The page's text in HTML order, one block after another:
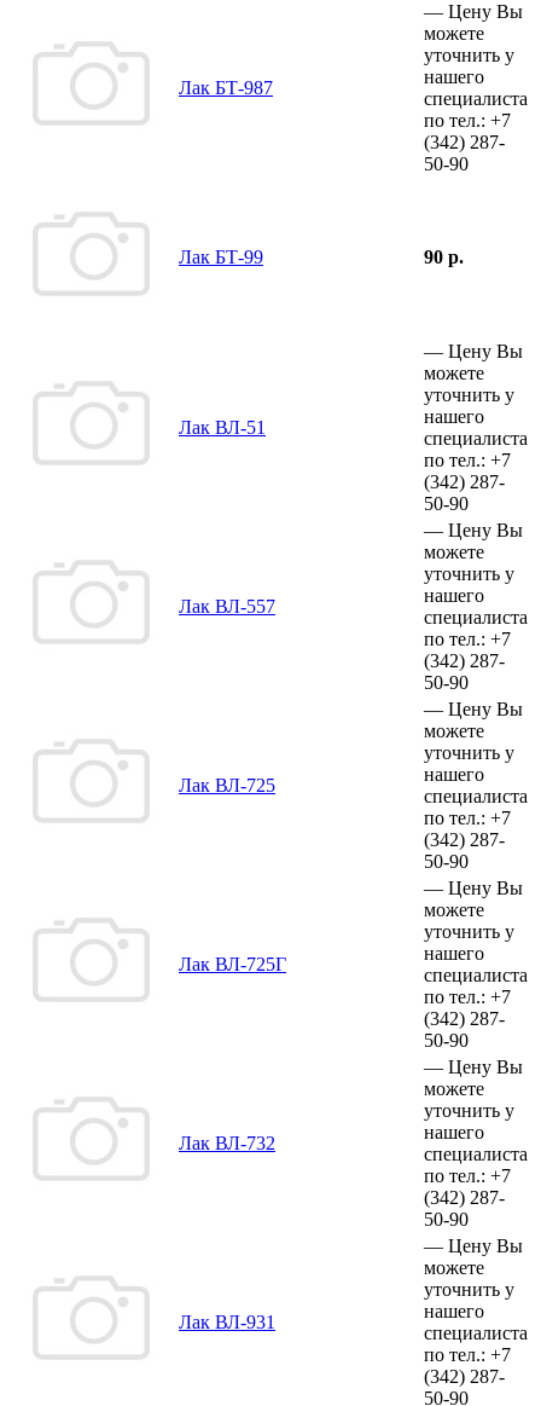
Лак БТ-987
— Цену Вы
можете
уточнить у
нашего
специалиста
по тел.: +7
(342) 287-
50-90
Лак БТ-99 90 р.
Лак ВЛ-51
— Цену Вы
можете
уточнить у
нашего
специалиста
по тел.: +7
(342) 287-
50-90
Лак ВЛ-557
— Цену Вы
можете
уточнить у
нашего
специалиста
по тел.: +7
(342) 287-
50-90
Лак ВЛ-725
— Цену Вы
можете
уточнить у
нашего
специалиста
по тел.: +7
(342) 287-
50-90
Лак ВЛ-725Г
— Цену Вы
можете
уточнить у
нашего
специалиста
по тел.: +7
(342) 287-
50-90
Лак ВЛ-732
— Цену Вы
можете
уточнить у
нашего
специалиста
по тел.: +7
(342) 287-
50-90
Лак ВЛ-931
— Цену Вы
можете
уточнить у
нашего
специалиста
по тел.: +7
(342) 287-
50-90